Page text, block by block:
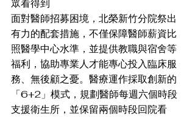
眾看得到
面對醫師招募困境，北榮新竹分院祭出
有力的配套措施，不僅保障醫師薪資比
照醫學中心水準，並提供教職與宿舍等
福利，協助專業人才能專心投入臨床服
務、無後顧之憂。醫療運作採取創新的
「6+2」模式，規劃醫師每週六個時段
支援衛生所，並保留兩個時段回院看